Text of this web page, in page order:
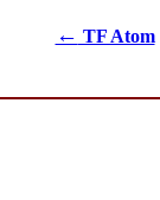
← TF Atom